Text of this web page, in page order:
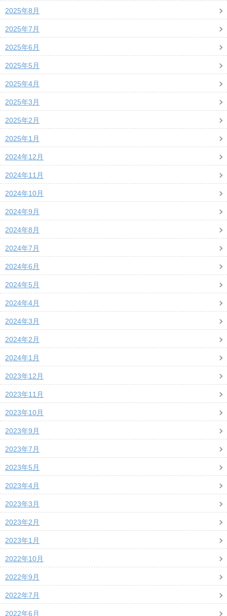
2025年8月
2025年7月
2025年6月
2025年5月
2025年4月
2025年3月
2025年2月
2025年1月
2024年12月
2024年11月
2024年10月
2024年9月
2024年8月
2024年7月
2024年6月
2024年5月
2024年4月
2024年3月
2024年2月
2024年1月
2023年12月
2023年11月
2023年10月
2023年9月
2023年7月
2023年5月
2023年4月
2023年3月
2023年2月
2023年1月
2022年10月
2022年9月
2022年7月
2022年6月